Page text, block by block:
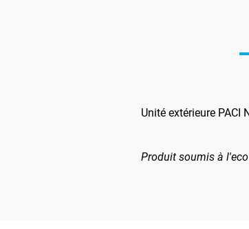
Unité extérieure PACI
Produit soumis à